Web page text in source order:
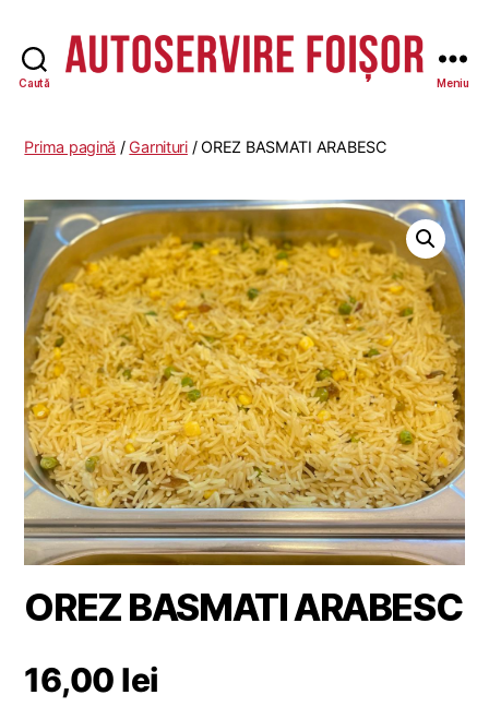
Caută
-
Meniu
Prima pagină /Garnituri/ OREZ BASMATI ARABESC
OREZ BASMATI ARABESC
16,00 lei